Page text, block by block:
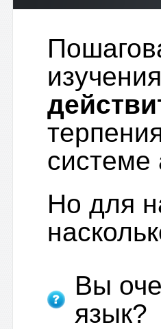
системе
Но для
Вы
язык?